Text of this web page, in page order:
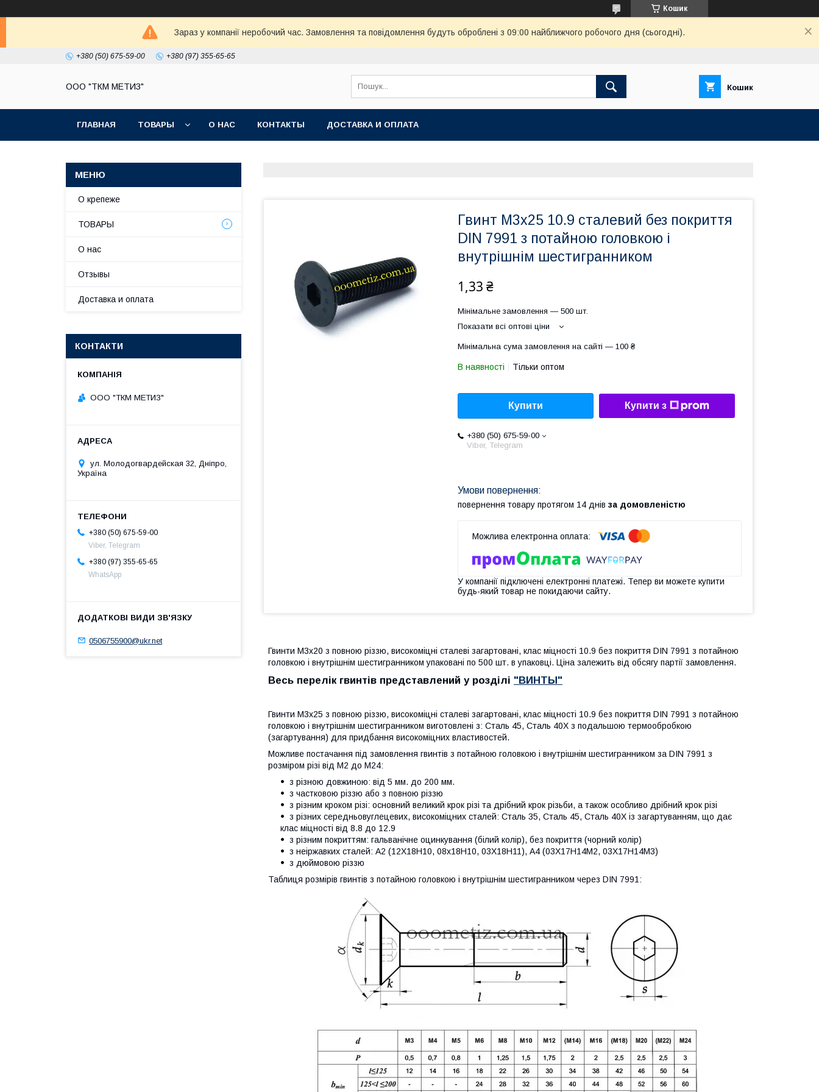
Кошик
Зараз у компанії неробочий час. Замовлення та повідомлення будуть оброблені з 09:00 найближчого робочого дня (сьогодні).
+380 (50) 675-59-00 +380 (97) 355-65-65
ООО "ТКМ МЕТИЗ" Кошик
ГЛАВНАЯ ТОВАРЫ О НАС КОНТАКТЫ ДОСТАВКА И ОПЛАТА
Гвинт М3х25 10.9 сталевий без покриття
DIN 7991 з потайною головкою і
внутрішнім шестигранником
1,33 ₴
Мінімальне замовлення — 500 шт.
Показати всі оптові ціни
Мінімальна сума замовлення на сайті — 100 ₴
В наявності Тільки оптом
Купити Купити з
+380 (50) 675-59-00
Viber, Telegram
повернення товару протягом 14 днів за домовленістю
У компанії підключені електронні платежі. Тепер ви можете купити
будь-який товар не покидаючи сайту.
Гвинти М3х20 з повною різзю, високоміцні сталеві загартовані, клас міцності 10.9 без покриття DIN 7991 з потайною
головкою і внутрішнім шестигранником упаковані по 500 шт. в упаковці. Ціна залежить від обсягу партії замовлення.
Весь перелік гвинтів представлений у розділі "ВИНТЫ"
Гвинти М3х25 з повною різзю, високоміцні сталеві загартовані, клас міцності 10.9 без покриття DIN 7991 з потайною
головкою і внутрішнім шестигранником виготовлені з: Сталь 45, Сталь 40Х з подальшою термообробкою
(загартування) для придбання високоміцних властивостей.
Можливе постачання під замовлення гвинтів з потайною головкою і внутрішнім шестигранником за DIN 7991 з
розміром різі від М2 до М24:
з різною довжиною: від 5 мм. до 200 мм.
з частковою різзю або з повною різзю
з різним кроком різі: основний великий крок різі та дрібний крок різьби, а також особливо дрібний крок різі
з різних середньовуглецевих, високоміцних сталей: Сталь 35, Сталь 45, Сталь 40Х із загартуванням, що дає
клас міцності від 8.8 до 12.9
з різним покриттям: гальванічне оцинкування (білий колір), без покриття (чорний колір)
з неіржавких сталей: А2 (12Х18Н10, 08х18Н10, 03Х18Н11), А4 (03Х17Н14М2, 03Х17Н14М3)
з дюймовою різзю
Таблиця розмірів гвинтів з потайною головкою і внутрішнім шестигранником через DIN 7991:
О крепеже
ТОВАРЫ
О нас
Отзывы
Доставка и оплата
КОНТАКТИ
ООО "ТКМ МЕТИЗ"
ул. Молодогвардейская 32, Дніпро,
Україна
+380 (50) 675-59-00
Viber, Telegram
+380 (97) 355-65-65
WhatsApp
0506755900@ukr.net